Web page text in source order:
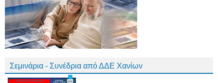
Σεμινάρια - Συνέδρια από ΔΔΕ Χανίων